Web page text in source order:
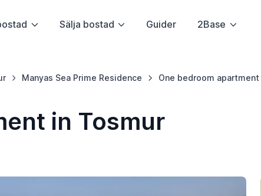
Sälja bostad Guider 2Base
Manyas Sea Prime Residence One bedroom
in Tosmur